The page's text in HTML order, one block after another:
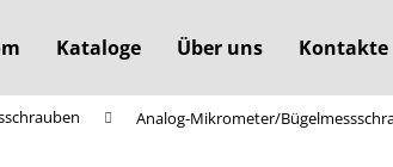
Kataloge Über uns Kontakte
Analog-Mikrometer/
suchen Sie?